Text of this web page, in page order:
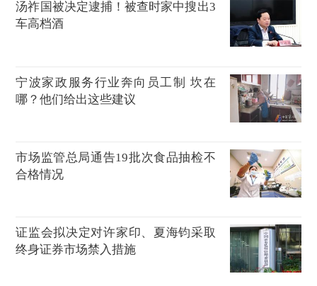
汤祚国被决定逮捕！被查时家中搜出3
车高档酒
宁波家政服务行业奔向员工制 坎在
哪？他们给出这些建议
市场监管总局通告19批次食品抽检不
合格情况
证监会拟决定对许家印、夏海钧采取
终身证券市场禁入措施